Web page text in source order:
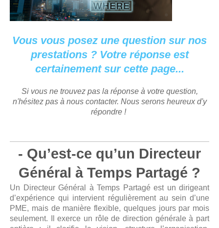
Vous vous posez une question sur nos
prestations ? Votre réponse est
certainement sur cette page...
Si vous ne trouvez pas la réponse à votre question,
n'hésitez pas à nous contacter. Nous serons heureux d'y
répondre !
- Qu’est-ce qu’un Directeur
Général à Temps Partagé ?
Un Directeur Général à Temps Partagé est un dirigeant
d’expérience qui intervient régulièrement au sein d’une
PME, mais de manière flexible, quelques jours par mois
seulement. Il exerce un rôle de direction générale à part